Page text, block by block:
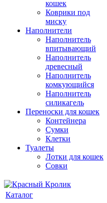
кошек
Коврики под
миску
Наполнители
Наполнитель
впитывающий
Наполнитель
древесный
Наполнитель
комкующийся
Наполнитель
силикагель
Переноски для кошек
Контейнера
Сумки
Клетки
Туалеты
Лотки для кошек
Совки
Каталог